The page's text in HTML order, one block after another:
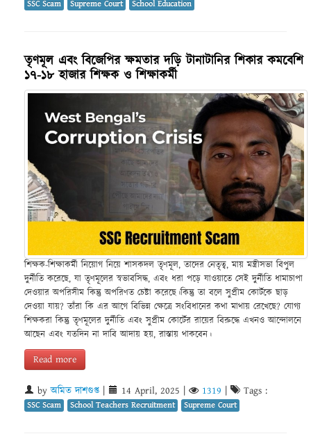
SSC Scam Supreme Court School Education
তৃণমূল এবং বিজেপির ক্ষমতার দড়ি টানাটানির শিকার কমবেশি
১৭-১৮ হাজার শিক্ষক ও শিক্ষাকর্মী
শিক্ষক-শিক্ষাকর্মী নিয়োগ নিয়ে শাসকদল তৃণমূল, তাদের নেতৃত্ব, মায় মন্ত্রীসভা বিপুল
দুর্নীতি করেছে, যা তৃণমূলের স্বভাবসিদ্ধ, এবং ধরা পড়ে যাওয়াতে সেই দুর্নীতি ধামাচাপা
দেওয়ার অপরিসীম কিন্তু অপরিণত চেষ্টা করেছে।কিন্তু তা বলে সুপ্রীম কোর্টকে ছাড়
দেওয়া যায়? তাঁরা কি এর আগে বিভিন্ন ক্ষেত্রে সংবিধানের কথা মাথায় রেখেছে? যোগ্য
শিক্ষকরা কিন্তু তৃণমূলের দুর্নীতি এবং সুপ্রীম কোর্টের রায়ের বিরুদ্ধে এখনও আন্দোলনে
আছেন এবং যতদিন না দাবি আদায় হয়, রাস্তায় থাকবেন।
Read more
byঅমিত দাশগুপ্ত | 14 April, 2025 | 1319 | Tags :
SSC Scam School Teachers Recruitment Supreme Court